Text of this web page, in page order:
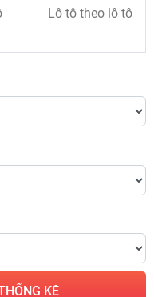
Lô tô theo lô tô
KÊ